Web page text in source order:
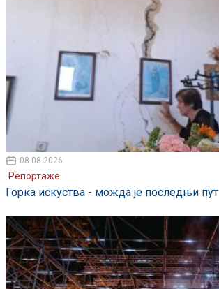
08.08.2026
Репортаже
Горка искуства - можда је последњи пут